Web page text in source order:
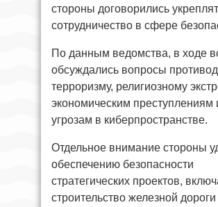
стороны договорились
сотрудничество в сфере
По данным ведомства, в ходе
обсуждались вопросы
терроризму, религиозному
экономическим преступлениям
угрозам в киберпространстве.
Отдельное внимание стороны
обеспечению безопасности
стратегических проектов,
строительство железной